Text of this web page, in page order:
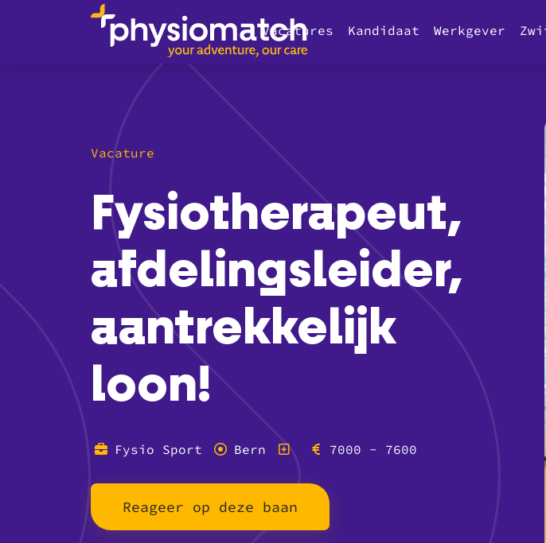
Vacatures Kandidaat Werkgever
Vacature
Fysiotherapeut,
afdelingsleider,
aantrekkelijk
loon!
Fysio Sport Bern 7000 - 7600
Reageer op deze baan